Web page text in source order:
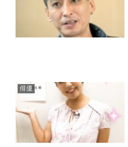
俳優